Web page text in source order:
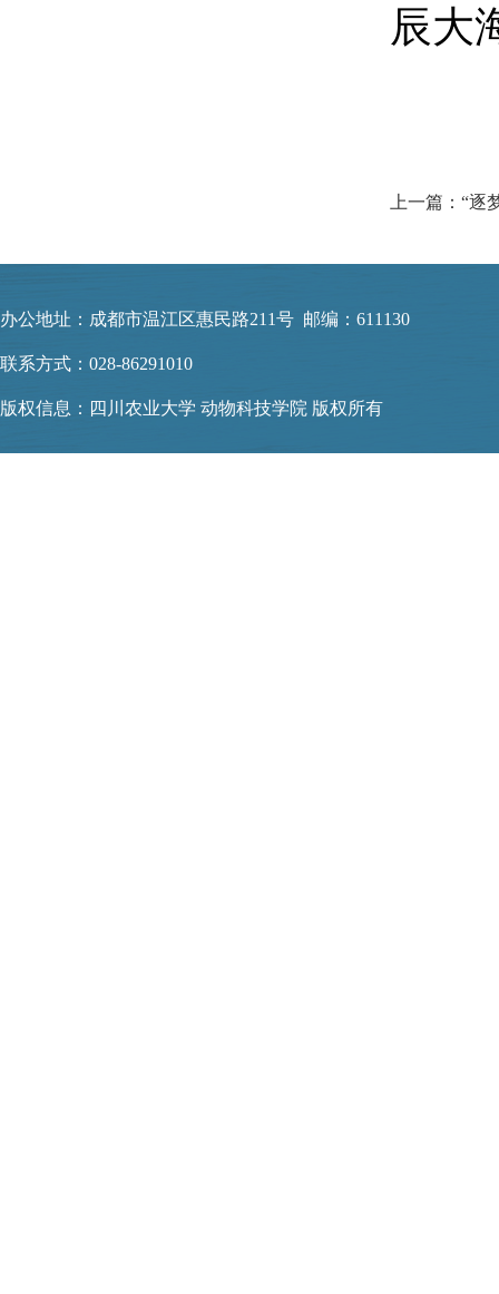
辰大
办公地址：成都市温江区惠民路211号 邮编：611130
联系方式：028-86291010
版权信息：四川农业大学 动物科技学院 版权所有